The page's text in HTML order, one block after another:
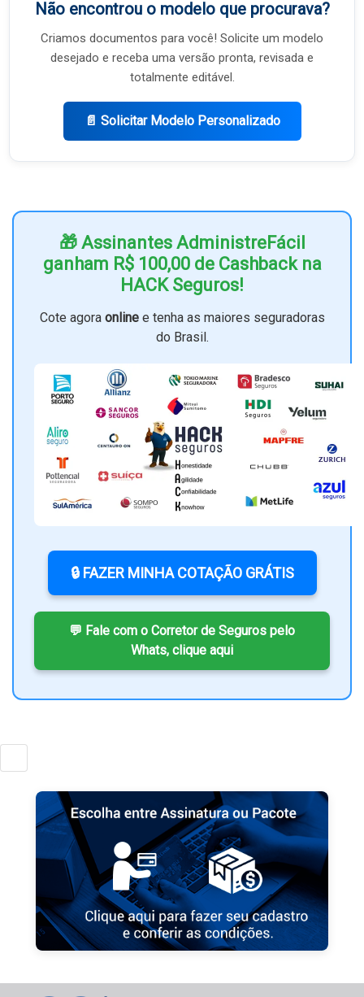
Não encontrou o modelo que procurava?
Criamos documentos para você! Solicite um modelo
desejado e receba uma versão pronta, revisada e
totalmente editável.
📄 Solicitar Modelo Personalizado
🎁 Assinantes AdministreFácil
ganham R$ 100,00 de Cashback na
HACK Seguros!
Cote agora onlinee tenha as maiores seguradoras
do Brasil.
🔒 FAZER MINHA COTAÇÃO GRÁTIS
💬 Fale com o Corretor de Seguros pelo
Whats, clique aqui